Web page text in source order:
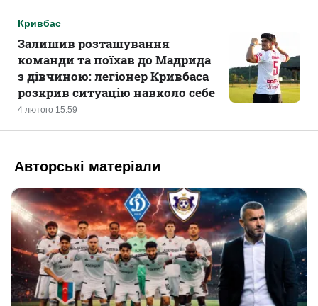
Кривбас
4 лютого 15:59
Залишив розташування
команди та поїхав до Мадрида
з дівчиною: легіонер Кривбаса
розкрив ситуацію навколо себе
Авторські матеріали